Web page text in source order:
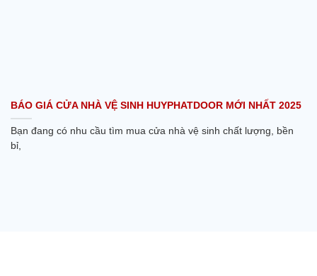
BÁO GIÁ CỬA NHÀ VỆ SINH HUYPHATDOOR MỚI NHẤT 2025
Bạn đang có nhu cầu tìm mua cửa nhà vệ sinh chất lượng, bền
bỉ,